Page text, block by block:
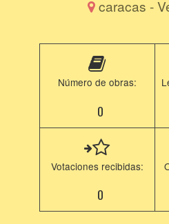
caracas -
Número de obras:
0
Votaciones recibidas:
0